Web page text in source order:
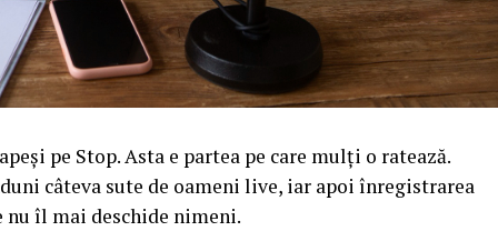
pe Stop. Asta e partea pe care mulți o ratează.
câteva sute de oameni live, iar apoi înregistrarea
nu îl mai deschide nimeni.